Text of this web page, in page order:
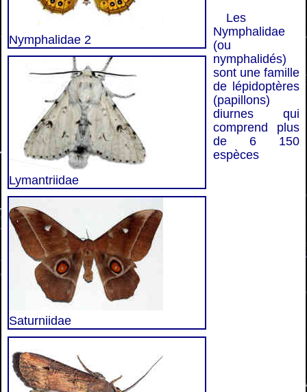
Nymphalidae 2
Lymantriidae
Saturniidae
Les
Nymphalidae
(ou
nymphalidés)
sont une famille
de lépidoptères
(papillons)
diurnes qui
comprend plus
de 6 150
espèces